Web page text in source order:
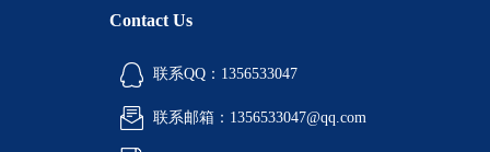
Contact Us
联系QQ：1356533047
联系邮箱：1356533047@qq.com